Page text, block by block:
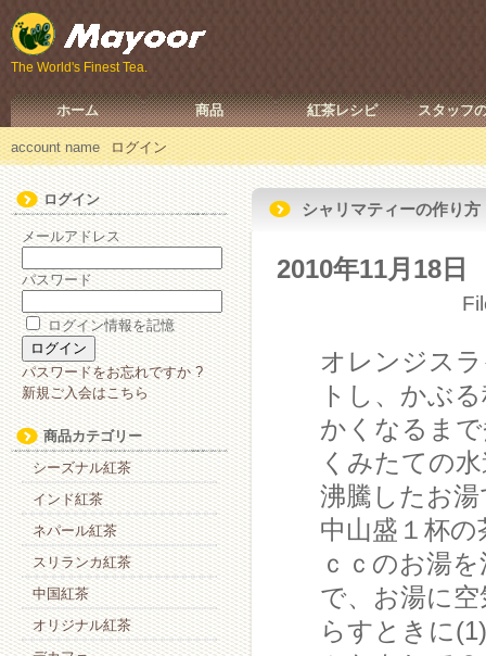
The World's Finest Tea.
ホーム 商品 紅茶レシピ スタッフ
account name ログイン
ログイン
メールアドレス
パスワード
ログイン情報を記憶
パスワードをお忘れですか ?
新規ご入会はこちら
商品カテゴリー
シーズナル紅茶
インド紅茶
ネパール紅茶
スリランカ紅茶
中国紅茶
オリジナル紅茶
シャリマティーの作り方
2010年11月18日
オレンジス
トし、かぶ
かくなるま
くみたての
沸騰したお
中山盛１杯
ｃｃのお湯
で、お湯に
らすときに